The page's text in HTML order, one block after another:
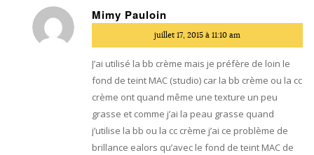
Mimy Pauloin
juillet 17, 2015 à 11:10 am
J’ai utilisé la bb crème mais je préfère de loin le
fond de teint MAC (studio) car la bb crème ou la cc
crème ont quand même une texture un peu
grasse et comme j’ai la peau grasse quand
j’utilise la bb ou la cc crème j’ai ce problème de
brillance ealors qu’avec le fond de teint MAC de